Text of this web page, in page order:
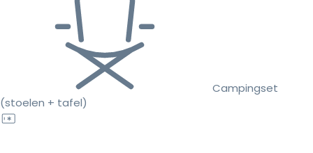
Campingset
(stoelen + tafel)